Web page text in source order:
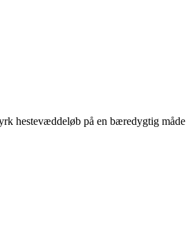
hestevæddeløb på en bæredygtig måde